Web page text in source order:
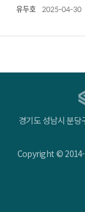
유두호 2025-04-30
경기도 성남시 분
Copyright ©